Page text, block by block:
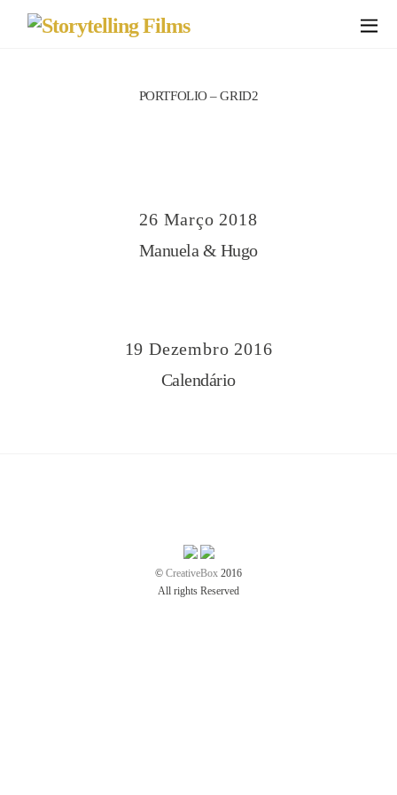
PORTFOLIO – GRID2
26 Março 2018
Manuela & Hugo
19 Dezembro 2016
Calendário
© CreativeBox 2016
All rights Reserved